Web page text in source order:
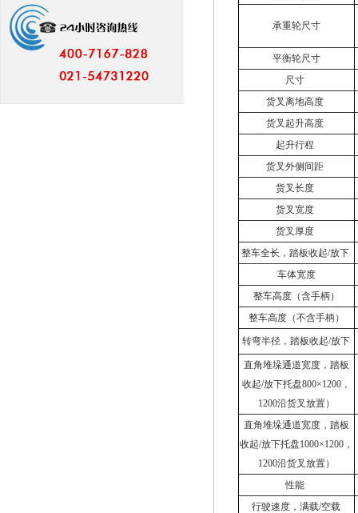
承重轮尺寸
平衡轮尺寸
尺寸
货叉离地高度
货叉起升高度
起升行程
货叉外侧间距
货叉长度
货叉宽度
货叉厚度
整车全长，踏板收起/放下
车体宽度
整车高度（含手柄）
整车高度（不含手柄）
转弯半径，踏板收起/放下
直角堆垛通道宽度，踏板
收起/放下托盘800×1200，
1200沿货叉放置）
直角堆垛通道宽度，踏板
收起/放下托盘1000×1200，
1200沿货叉放置）
性能
行驶速度，满载/空载